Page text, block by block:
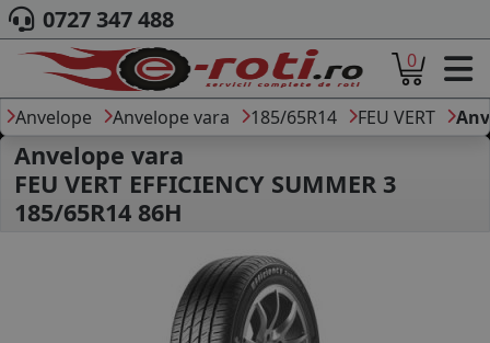
ACASA
DESPRE NOI
ANVELOPE
AUTO
CAMION
MOTO
CAUTARE DUPA
DIMENSIUNI
PRODUCATORI ANVELOPE
0727 347 488
0
Anvelope Anvelope vara 185/65R14 FEU VERT
Anvelope vara
FEU VERT EFFICIENCY SUMMER 3
185/65R14 86H